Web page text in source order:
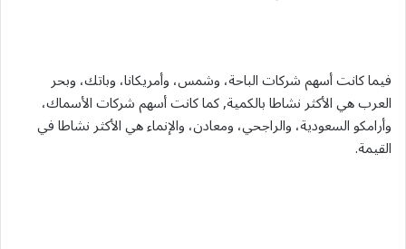
فيما كانت أسهم شركات الباحة، وشمس، وأمريكانا، وباتك، وبحر
العرب هي الأكثر نشاطا بالكمية, كما كانت أسهم شركات الأسماك،
وأرامكو السعودية، والراجحي، ومعادن، والإنماء هي الأكثر نشاطا في
القيمة.